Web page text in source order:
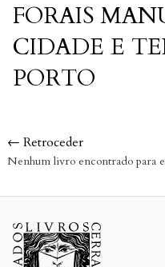
FORAIS
CIDADE E
PORTO
← Retroceder
Nenhum livro encontrado para